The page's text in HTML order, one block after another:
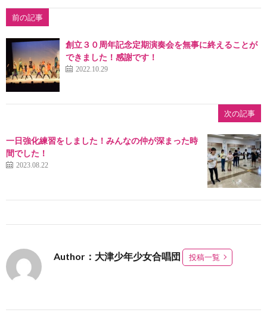
前の記事
創立３０周年記念定期演奏会を無事に終えることが
できました！感謝です！
2022.10.29
次の記事
一日強化練習をしました！みんなの仲が深まった時
間でした！
2023.08.22
Author：大津少年少女合唱団 投稿一覧